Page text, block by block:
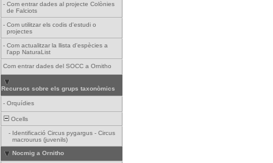
- Com entrar dades al projecte Colònies
de Falciots
- Com utilitzar els codis d'estudi o
projectes
- Com actualitzar la llista d'espècies a
l'app NaturaList
Com entrar dades del SOCC a Ornitho
Recursos sobre els grups taxonòmics
- Orquídies
Ocells
- Identificació Circus pygargus - Circus
macrourus (juvenils)
Nocmig a Ornitho